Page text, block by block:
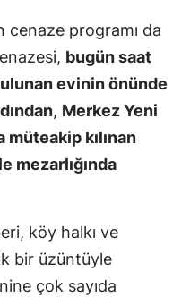
cenaze programı da
bugün saat
evinin önünde
, Merkez Yeni
müteakip kılınan
mezarlığında
köy halkı ve
bir üzüntüyle
çok sayıda